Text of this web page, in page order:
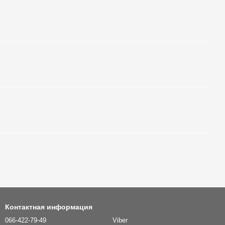
Контактная информация
066-422-79-49 Viber